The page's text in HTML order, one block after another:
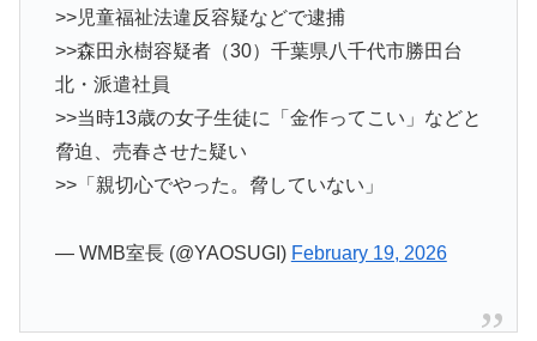
>>児童福祉法違反容疑などで逮捕
>>森田永樹容疑者（30）千葉県八千代市勝田台
北・派遣社員
>>当時13歳の女子生徒に「金作ってこい」などと
脅迫、売春させた疑い
>>「親切心でやった。脅していない」
— WMB室長 (@YAOSUGI) February 19, 2026